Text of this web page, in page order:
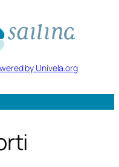
by Univela.org